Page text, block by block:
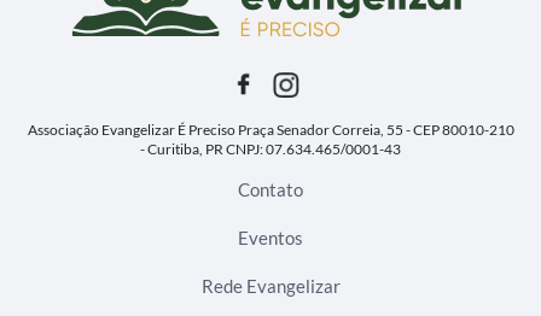
Associação Evangelizar É PrecisoPraça Senador Correia, 55 - CEP 80010-210
- Curitiba, PRCNPJ: 07.634.465/0001-43
Contato
Eventos
Rede Evangelizar